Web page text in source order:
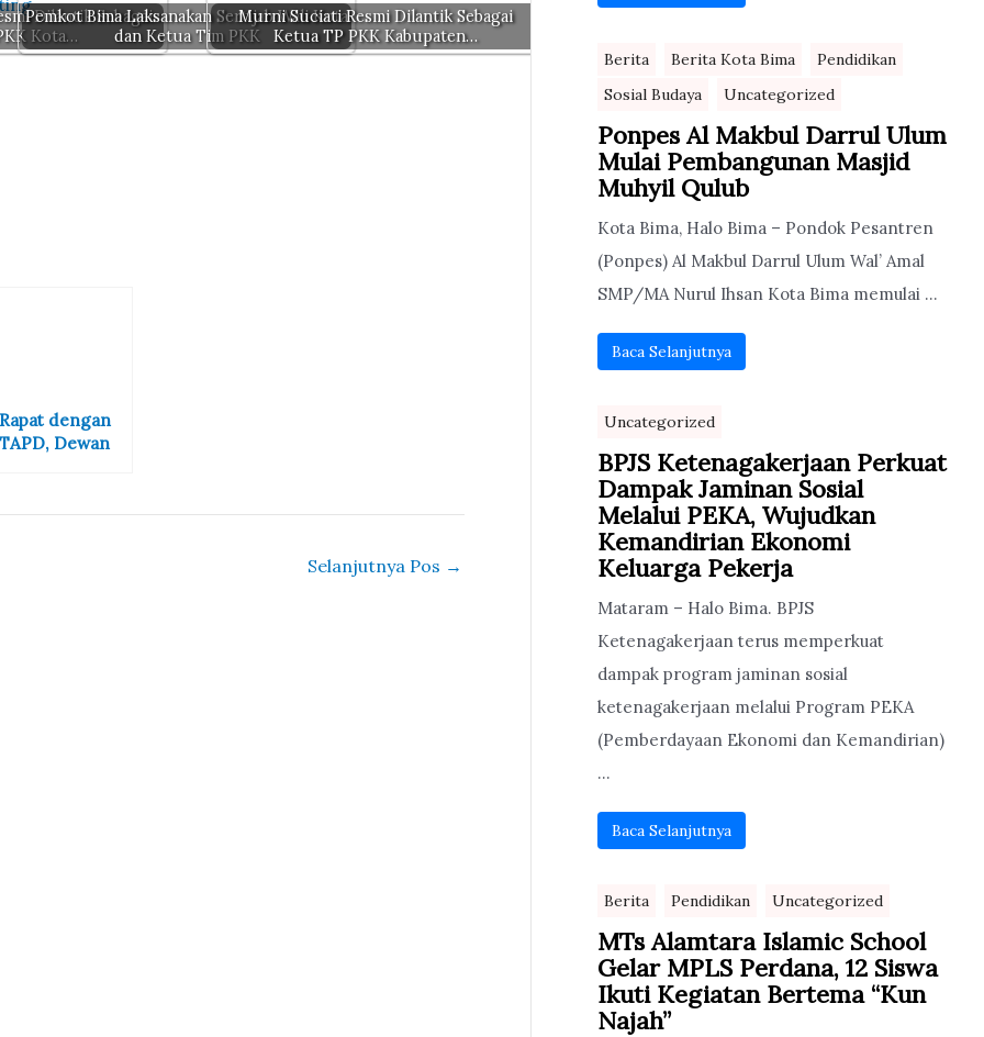
Dilantik Sebagai
Kota…
Pemkot Bima Laksanakan Sertijab Wali Kota
dan Ketua Tim PKK
Murni Suciati Resmi Dilantik Sebagai
Ketua TP PKK Kabupaten…
Rapat dengan
TAPD, Dewan
Anggaran Kota
Selanjutnya Pos →
Berita Berita Kota Bima
Pendidikan
Sosial Budaya
Uncategorized
Ponpes Al Makbul Darrul Ulum
Mulai Pembangunan Masjid
Muhyil Qulub
Kota Bima, Halo Bima – Pondok Pesantren
(Ponpes) Al Makbul Darrul Ulum Wal’ Amal
SMP/MA Nurul Ihsan Kota Bima memulai ...
Baca Selanjutnya
Uncategorized
BPJS Ketenagakerjaan Perkuat
Dampak Jaminan Sosial
Melalui PEKA, Wujudkan
Kemandirian Ekonomi
Keluarga Pekerja
Mataram – Halo Bima. BPJS
Ketenagakerjaan terus memperkuat
dampak program jaminan sosial
ketenagakerjaan melalui Program PEKA
(Pemberdayaan Ekonomi dan Kemandirian)
...
Baca Selanjutnya
Berita Pendidikan Uncategorized
MTs Alamtara Islamic School
Gelar MPLS Perdana, 12 Siswa
Ikuti Kegiatan Bertema “Kun
Najah”